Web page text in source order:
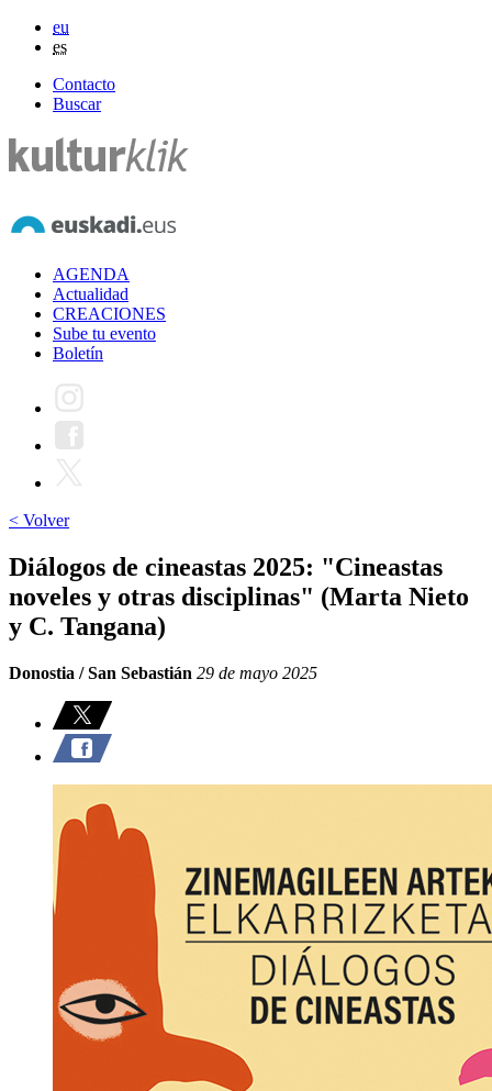
eu
es
Contacto
Buscar
AGENDA
Actualidad
CREACIONES
Sube tu evento
Boletín
< Volver
Diálogos de cineastas 2025: "Cineastas
noveles y otras disciplinas" (Marta Nieto
y C. Tangana)
Donostia / San Sebastián 29 de mayo 2025